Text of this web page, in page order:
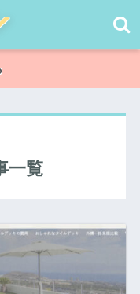
一覧